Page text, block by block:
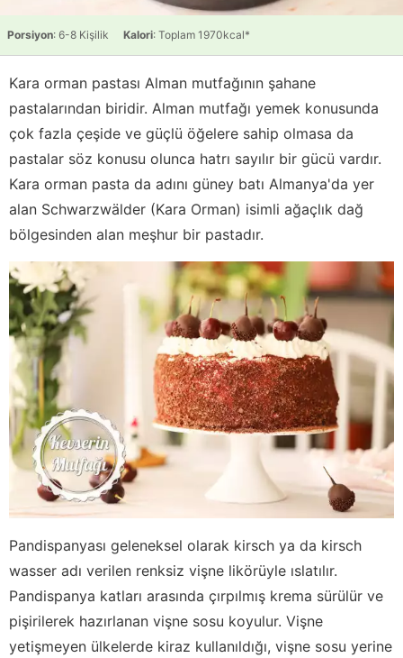
Porsiyon: 6-8 Kişilik Kalori: Toplam 1970kcal*
Kara orman pastası Alman mutfağının şahane
pastalarından biridir. Alman mutfağı yemek konusunda
çok fazla çeşide ve güçlü öğelere sahip olmasa da
pastalar söz konusu olunca hatrı sayılır bir gücü vardır.
Kara orman pasta da adını güney batı Almanya'da yer
alan Schwarzwälder (Kara Orman) isimli ağaçlık dağ
bölgesinden alan meşhur bir pastadır.
Pandispanyası geleneksel olarak kirsch ya da kirsch
wasser adı verilen renksiz vişne likörüyle ıslatılır.
Pandispanya katları arasında çırpılmış krema sürülür ve
pişirilerek hazırlanan vişne sosu koyulur. Vişne
yetişmeyen ülkelerde kiraz kullanıldığı, vişne sosu yerine